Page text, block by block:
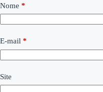
Nome *
E-mail *
Site